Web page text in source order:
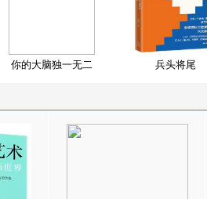
你的大脑独一无二 兵头将尾